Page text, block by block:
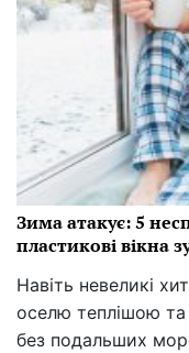
Зима атакує: 5
пластикові вікна
Навіть невеликі
оселю теплішою
без подальших